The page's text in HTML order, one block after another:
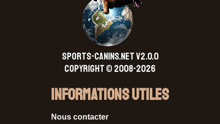
SPORTS-CANINS.NET V2.0.0
Copyright © 2008-2026
Informations Utiles
Nous contacter